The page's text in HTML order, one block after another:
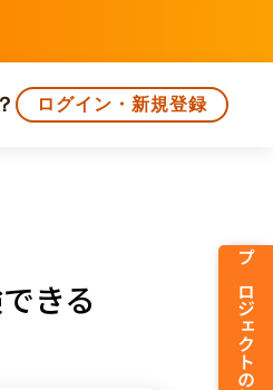
ログイン・新規登録
きる